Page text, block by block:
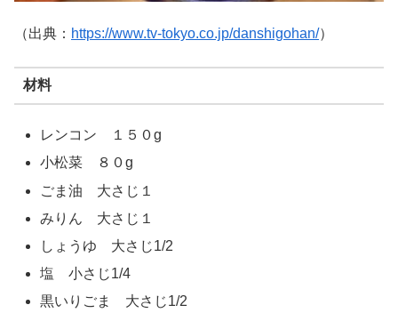
（出典： https://www.tv-tokyo.co.jp/danshigohan/）
材料
レンコン １５０g
小松菜 ８０g
ごま油 大さじ１
みりん 大さじ１
しょうゆ 大さじ1/2
塩 小さじ1/4
黒いりごま 大さじ1/2